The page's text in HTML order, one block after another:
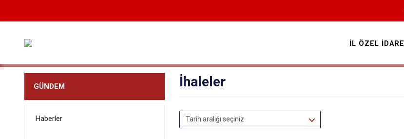
İL ÖZEL İDARE
GÜNDEM
Haberler
İhaleler
Tarih aralığı seçiniz